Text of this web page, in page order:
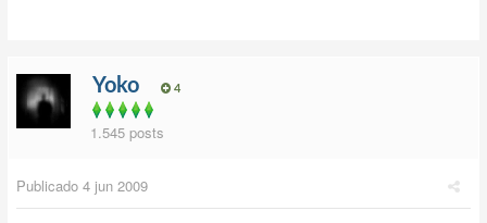
Yoko 4
1.545 posts
Publicado 4 jun 2009